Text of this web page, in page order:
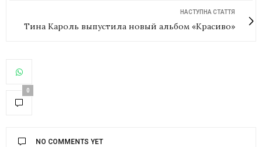
НАСТУПНА СТАТТЯ
Тина Кароль выпустила новый альбом «Красиво»
0
NO COMMENTS YET